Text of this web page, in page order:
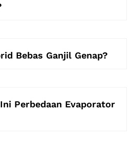
Bebas Ganjil Genap?
Perbedaan Evaporator